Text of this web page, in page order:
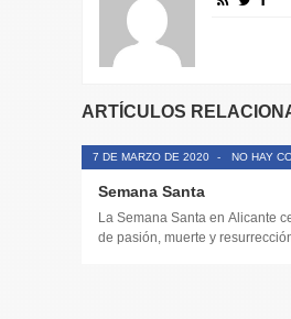
ARTÍCULOS
7 DE MARZO DE 2020 - NO HAY
Semana Santa
La Semana Santa en Alicante
de pasión, muerte y